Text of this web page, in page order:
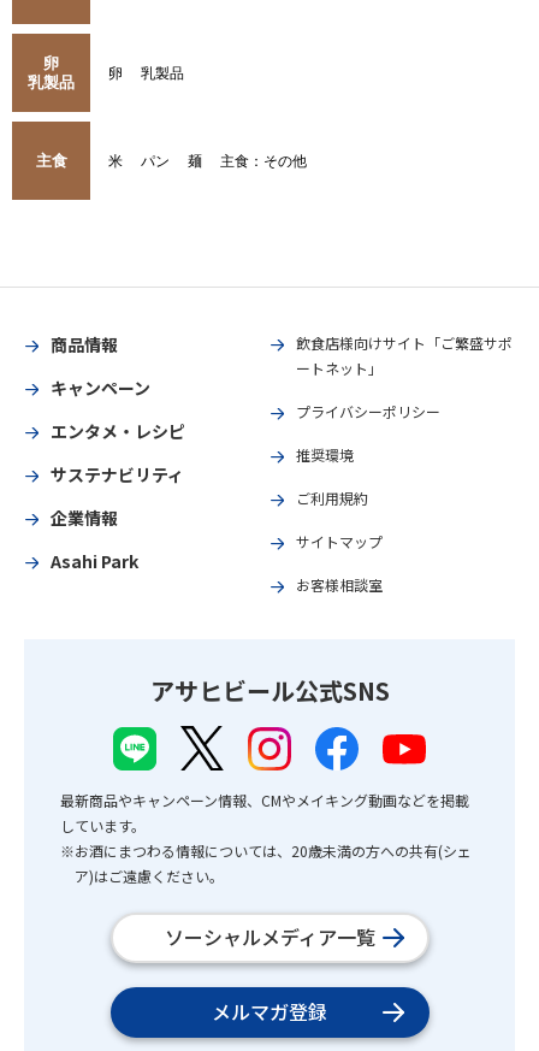
卵
乳製品
卵 乳製品
主食 米 パン 麺 主食：その他
商品情報
キャンペーン
エンタメ・レシピ
サステナビリティ
企業情報
Asahi Park
飲食店様向けサイト「ご繁盛サポ
ートネット」
プライバシーポリシー
推奨環境
ご利用規約
サイトマップ
お客様相談室
アサヒビール公式SNS
最新商品やキャンペーン情報、CMやメイキング動画などを掲載
しています。
※お酒にまつわる情報については、20歳未満の方への共有(シェ
ア)はご遠慮ください。
ソーシャルメディア一覧
メルマガ登録